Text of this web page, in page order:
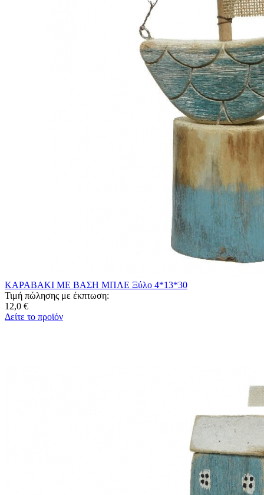
ΚΑΡΑΒΑΚΙ ΜΕ ΒΑΣΗ ΜΠΛΕ Ξύλο 4*13*30
Τιμή πώλησης με έκπτωση:
12,0 €
Δείτε το προϊόν